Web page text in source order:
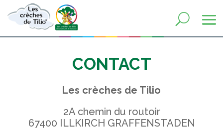
CONTACT
Les crèches de Tilio
2A chemin du routoir
67400 ILLKIRCH GRAFFENSTADEN